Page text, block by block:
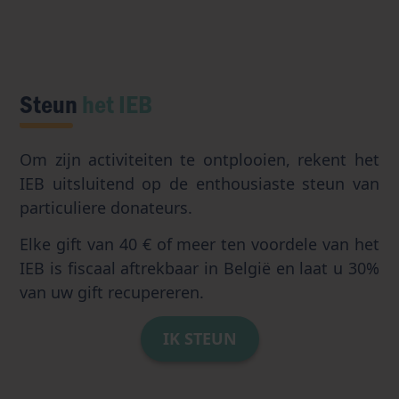
Steun het IEB
Om zijn activiteiten te ontplooien, rekent het
IEB uitsluitend op de enthousiaste steun van
particuliere donateurs.
Elke gift van 40 € of meer ten voordele van het
IEB is fiscaal aftrekbaar in België en laat u 30%
van uw gift recupereren.
IK STEUN